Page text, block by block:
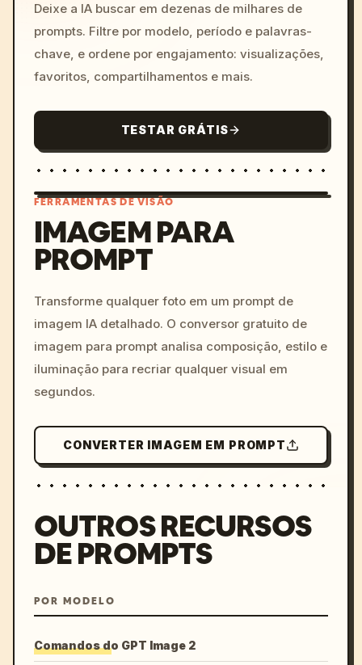
Deixe a IA buscar em dezenas de milhares de
prompts. Filtre por modelo, período e palavras-
chave, e ordene por engajamento: visualizações,
favoritos, compartilhamentos e mais.
TESTAR GRÁTIS
colors, 8k --v 6.0
FERRAMENTAS DE VISÃO
IMAGEM PARA
PROMPT
Transforme qualquer foto em um prompt de
imagem IA detalhado. O conversor gratuito de
imagem para prompt analisa composição, estilo e
iluminação para recriar qualquer visual em
segundos.
CONVERTER IMAGEM EM PROMPT
OUTROS RECURSOS
DE PROMPTS
POR MODELO
Comandos do GPT Image 2